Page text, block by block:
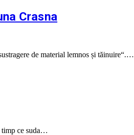
Crasna
de material lemnos și tăinuire“.…
timp ce suda…